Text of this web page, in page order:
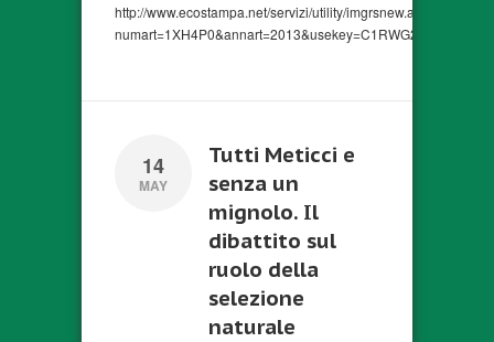
http://www.ecostampa.net/servizi/utility/imgrsnew.asp?
numart=1XH4P0&annart=2013&usekey=C1RWG24FGCSR2X
14
MAY
Tutti Meticci e
senza un
mignolo. Il
dibattito sul
ruolo della
selezione
naturale